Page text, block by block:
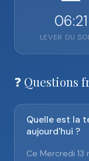
06:21
LEVER DU
❓ Questions
Quelle est la
aujourd'hui ?
Ce Mercredi